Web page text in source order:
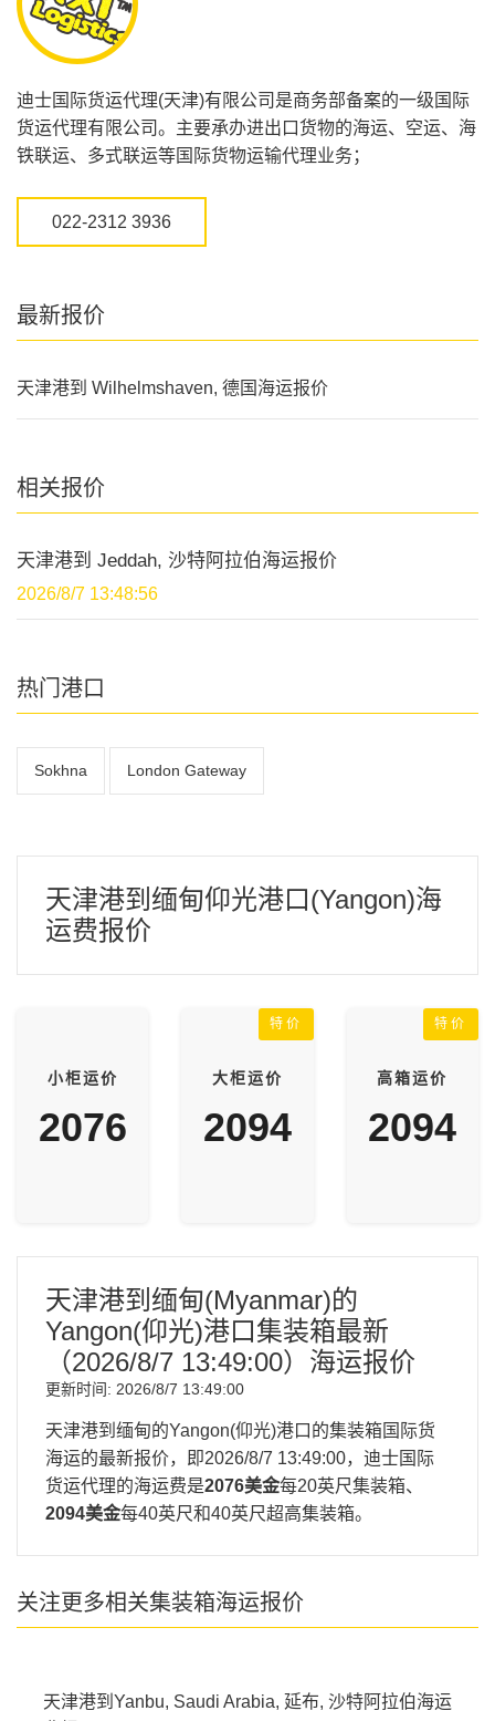
迪士国际货运代理(天津)有限公司是商务部备案的一级国际
货运代理有限公司。主要承办进出口货物的海运、空运、海
铁联运、多式联运等国际货物运输代理业务；
022-2312 3936
最新报价
天津港到 Wilhelmshaven, 德国海运报价
相关报价
天津港到 Jeddah, 沙特阿拉伯海运报价
2026/8/7 13:48:56
热门港口
Sokhna London Gateway
天津港到缅甸仰光港口(Yangon)海
运费报价
小柜运价
2076
特价
大柜运价
2094
特价
高箱运价
2094
天津港到缅甸(Myanmar)的
Yangon(仰光)港口集装箱最新
（2026/8/7 13:49:00）海运报价
更新时间: 2026/8/7 13:49:00
天津港到缅甸的Yangon(仰光)港口的集装箱国际货
海运的最新报价，即2026/8/7 13:49:00，迪士国际
货运代理的海运费是2076美金每20英尺集装箱、
2094美金每40英尺和40英尺超高集装箱。
关注更多相关集装箱海运报价
天津港到Yanbu, Saudi Arabia, 延布, 沙特阿拉伯海运